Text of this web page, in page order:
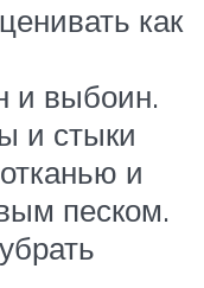
как
и выбоин.
и стыки
и
песком.